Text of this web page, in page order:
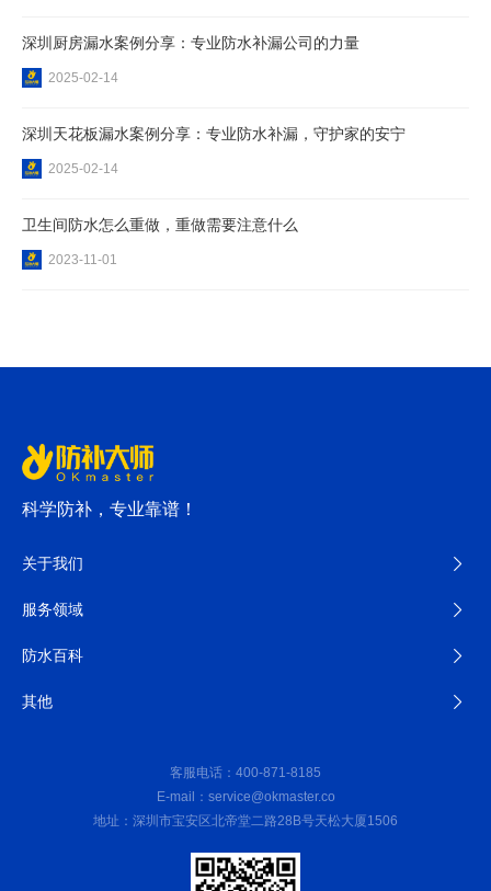
深圳厨房漏水案例分享：专业防水补漏公司的力量
2025-02-14
深圳天花板漏水案例分享：专业防水补漏，守护家的安宁
2025-02-14
卫生间防水怎么重做，重做需要注意什么
2023-11-01
科学防补，专业靠谱！
关于我们
服务领域
防水百科
其他
客服电话：400-871-8185
E-mail：service@okmaster.co
地址：深圳市宝安区北帝堂二路28B号天松大厦1506